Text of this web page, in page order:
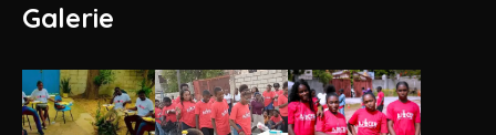
Galerie